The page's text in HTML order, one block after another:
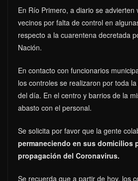
En Río Primero, a diario se advierten
vecinos por falta de control en
respecto a la cuarentena decretada
Nación.
En contacto con funcionarios
los controles se realizaron por toda
del día. En el centro y barrios de la
abasto con el personal.
Se solicita por favor que la gente
permaneciendo en sus domicilios
propagación del Coronavirus.
Se recuerda que a partir de hoy, los